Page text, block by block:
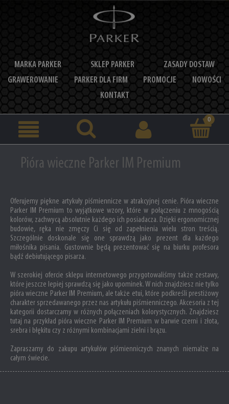
MARKA PARKER SKLEP PARKER
ZASADY DOSTAW
GRAWEROWANIE
PARKER DLA FIRM PROMOCJE
NOWOŚCI
KONTAKT
Pióra wieczne Parker IM Premium
Oferujemy piękne artykuły piśmiennicze w atrakcyjnej cenie. Pióra wieczne
Parker IM Premium to wyjątkowe wzory, które w połączeniu z mnogością
kolorów, zachwycą absolutnie każdego ich posiadacza. Dzięki ergonomicznej
budowie, ręka nie zmęczy Ci się od zapełnienia wielu stron treścią.
Szczególnie doskonale się one sprawdzą jako prezent dla każdego
miłośnika pisania. Gustownie będą prezentować się na biurku profesora
bądź debiutującego pisarza.
W szerokiej ofercie sklepu internetowego przygotowaliśmy także zestawy,
które jeszcze lepiej sprawdzą się jako upominek. W nich znajdziesz nie tylko
pióra wieczne Parker IM Premium, ale także etui, które podkreśli prestiżowy
charakter sprzedawanego przez nas artykułu piśmienniczego. Akcesoria z tej
kategorii dostarczamy w różnych połączeniach kolorystycznych. Znajdziesz
tutaj na przykład pióra wieczne Parker IM Premium w barwie czerni i złota,
srebra i błękitu czy z różnymi kombinacjami zielni i brązu.
Zapraszamy do zakupu artykułów piśmienniczych znanych niemalże na
całym świecie.